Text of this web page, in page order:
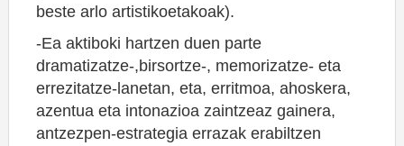
beste arlo artistikoetakoak).
-Ea aktiboki hartzen duen parte
dramatizatze-,birsortze-, memorizatze- eta
errezitatze-lanetan, eta, erritmoa, ahoskera,
azentua eta intonazioa zaintzeaz gainera,
antzezpen-estrategia errazak erabiltzen